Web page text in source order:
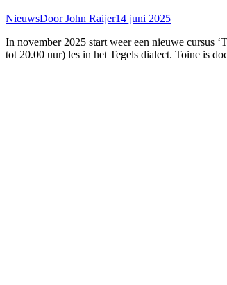
NieuwsDoorJohn Raijer14 juni 2025
In november 2025 start weer een nieuwe cursus
tot 20.00 uur) les in het Tegels dialect. Toine is